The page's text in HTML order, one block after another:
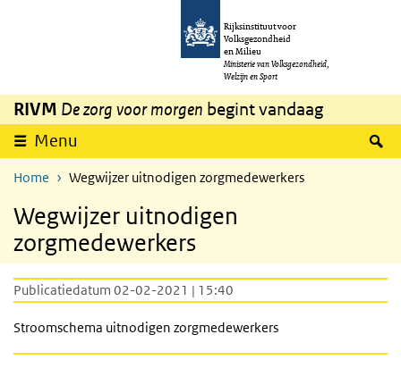
Overslaan en naar de inhoud gaan
Rijksinstituut voor
Volksgezondheid
en Milieu
Ministerie van Volksgezondheid,
Welzijn en Sport
RIVM De zorg voor morgen begint vandaag
Menu
Home Wegwijzer uitnodigen zorgmedewerkers
Wegwijzer uitnodigen
zorgmedewerkers
Publicatiedatum 02-02-2021 | 15:40
Stroomschema uitnodigen zorgmedewerkers